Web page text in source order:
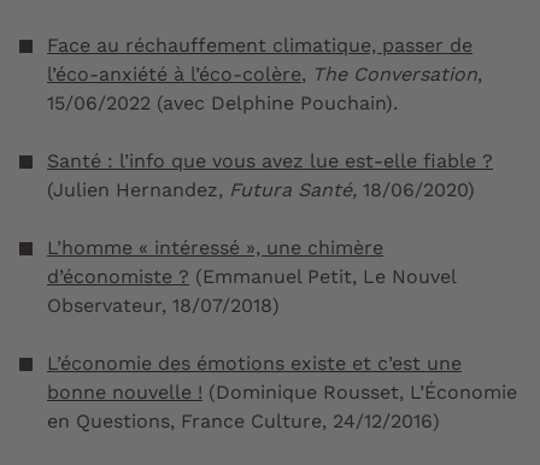
Face au réchauffement climatique, passer de
l’éco-anxiété à l’éco-colère, The Conversation,
15/06/2022 (avec Delphine Pouchain).
Santé : l’info que vous avez lue est-elle fiable ?
(Julien Hernandez, Futura Santé, 18/06/2020)
L’homme « intéressé », une chimère
d’économiste ? (Emmanuel Petit, Le Nouvel
Observateur, 18/07/2018)
L’économie des émotions existe et c’est une
bonne nouvelle ! (Dominique Rousset, L’Économie
en Questions, France Culture, 24/12/2016)